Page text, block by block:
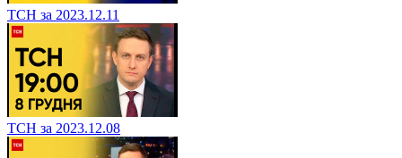
ТСН за 2023.12.11
ТСН за 2023.12.08